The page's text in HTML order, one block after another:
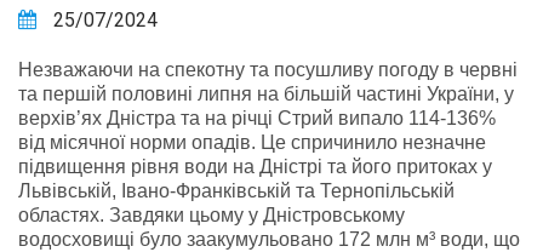
25/07/2024
Незважаючи на спекотну та посушливу погоду в червні
та першій половині липня на більшій частині України, у
верхів’ях Дністра та на річці Стрий випало 114-136%
від місячної норми опадів. Це спричинило незначне
підвищення рівня води на Дністрі та його притоках у
Львівській, Івано-Франківській та Тернопільській
областях. Завдяки цьому у Дністровському
водосховищі було заакумульовано 172 млн м³ води, що